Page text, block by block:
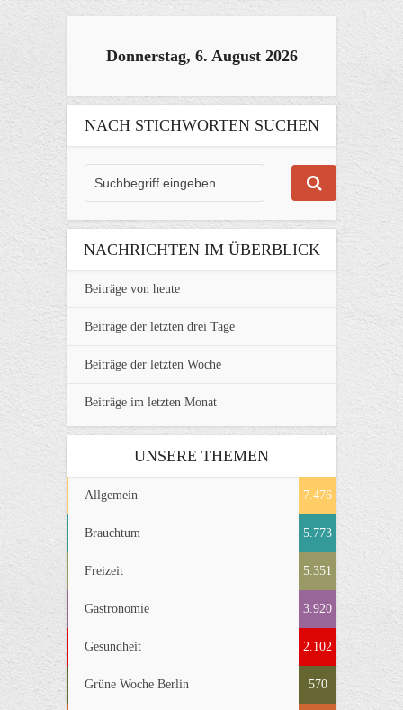
Donnerstag, 6. August 2026
NACH STICHWORTEN SUCHEN
NACHRICHTEN IM ÜBERBLICK
Beiträge von heute
Beiträge der letzten drei Tage
Beiträge der letzten Woche
Beiträge im letzten Monat
UNSERE THEMEN
Allgemein 7.476
Brauchtum 5.773
Freizeit 5.351
Gastronomie 3.920
Gesundheit 2.102
Grüne Woche Berlin 570